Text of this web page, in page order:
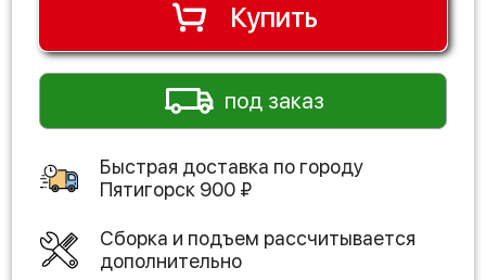
Купить
под заказ
Быстрая доставка по городу
Пятигорск 900 ₽
Сборка и подъем рассчитывается
дополнительно